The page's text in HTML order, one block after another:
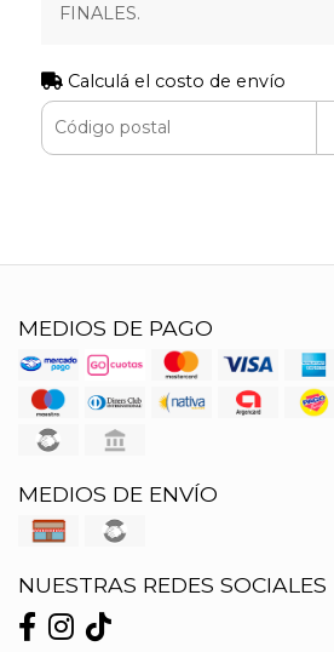
FINALES.
Calculá el costo de envío
MEDIOS DE PAGO
MEDIOS DE ENVÍO
NUESTRAS REDES SOCIALES